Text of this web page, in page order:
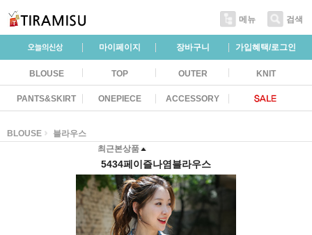
메뉴 검색
마이페이지 장바구니 가입혜택/로그인
BLOUSE TOP OUTER KNIT
PANTS&SKIRT ONEPIECE ACCESSORY
BLOUSE
블라우스
최근본상품
5434페이즐나염블라우스